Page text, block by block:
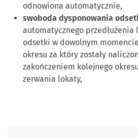
odnowiona automatycznie,
swoboda dysponowania
automatycznego
odsetki w dowolnym
okresu za który zostały
zakończeniem kolejnego
zerwania lokaty,